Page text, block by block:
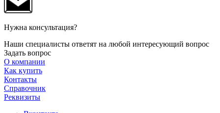
Нужна консультация?
Наши специалисты ответят на любой интересующий вопрос
Задать вопрос
О компании
Как купить
Контакты
Справочник
Реквизиты